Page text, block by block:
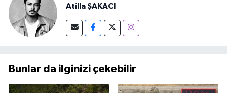
Atilla ŞAKACI
Bunlar da ilginizi çekebilir